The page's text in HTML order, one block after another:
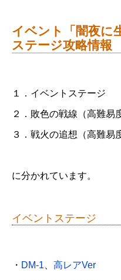
イベント「闇夜に
ステージ攻略情報
１．イベントステージ
２．敗色の戦線（高難易
３．戦火の追想（高難易
に分かれています。
イベントステージ
・ DM-1、 高レアVer